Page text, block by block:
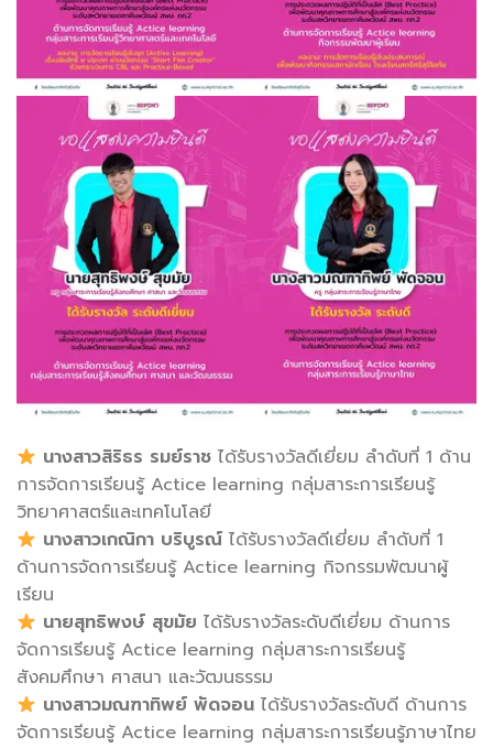
นางสาวสิริธร รมย์ราช ได้รับรางวัลดีเยี่ยม ลำดับที่ 1 ด้าน
การจัดการเรียนรู้ Actice learning กลุ่มสาระการเรียนรู้
วิทยาศาสตร์และเทคโนโลยี
นางสาวเกณิกา บริบูรณ์ ได้รับรางวัลดีเยี่ยม ลำดับที่ 1
ด้านการจัดการเรียนรู้ Actice learning กิจกรรมพัฒนาผู้
เรียน
นายสุทธิพงษ์ สุขมัย ได้รับรางวัลระดับดีเยี่ยม ด้านการ
จัดการเรียนรู้ Actice learning กลุ่มสาระการเรียนรู้
สังคมศึกษา ศาสนา และวัฒนธรรม
นางสาวมณฑาทิพย์ พัดจอน ได้รับรางวัลระดับดี ด้านการ
จัดการเรียนรู้ Actice learning กลุ่มสาระการเรียนรู้ภาษาไทย